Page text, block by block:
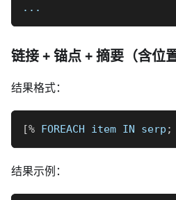
...
链接 + 锚点 + 摘要（含位
结果格式：
[% FOREACH item IN serp ;
结果示例：